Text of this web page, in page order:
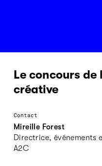
Le concours
créative
Contact
Mireille Forest
Directrice, événements
A2C